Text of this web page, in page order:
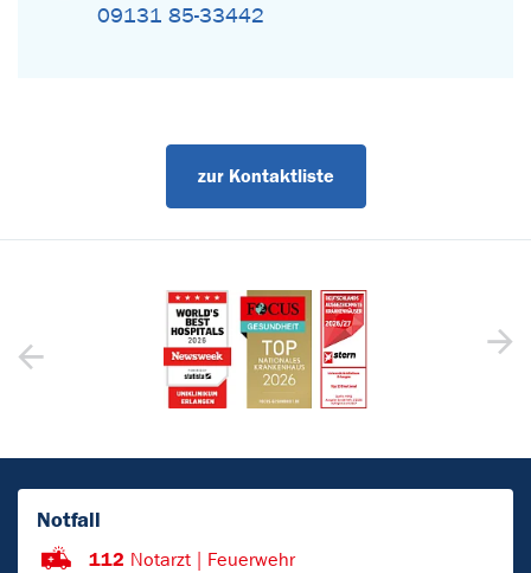
09131 85-33442
zur Kontaktliste
Notfall
112 Notarzt | Feuerwehr